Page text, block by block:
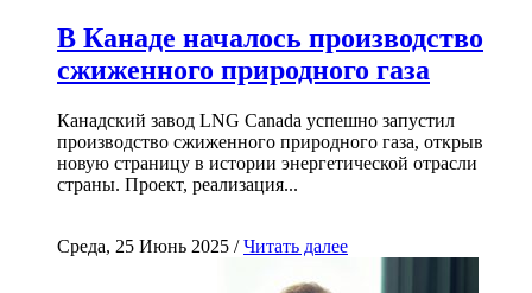
В Канаде началось производство
сжиженного природного газа
Канадский завод LNG Canada успешно запустил
производство сжиженного природного газа, открыв
новую страницу в истории энергетической отрасли
страны. Проект, реализация...
Среда, 25 Июнь 2025 /Читать далее